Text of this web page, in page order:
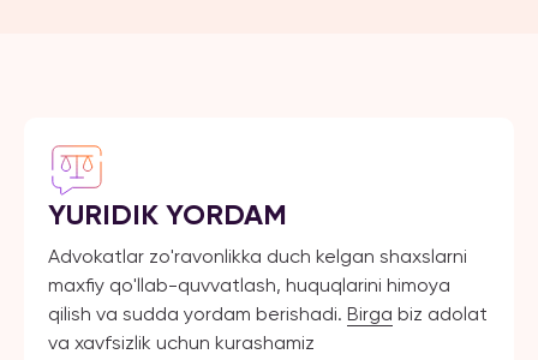
YURIDIK YORDAM
Advokatlar zo'ravonlikka duch kelgan shaxslarni
maxfiy qo'llab-quvvatlash, huquqlarini himoya
qilish va sudda yordam berishadi. Birga biz adolat
va xavfsizlik uchun kurashamiz